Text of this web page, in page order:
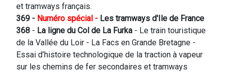
et tramways français.
369 - Numéro spécial - Les tramways d'Ile de France
368 - La ligne du Col de La Furka - Le train touristique
de la Vallée du Loir - La Facs en Grande Bretagne -
Essai d’histoire technologique de la traction à vapeur
sur les chemins de fer secondaires et tramways